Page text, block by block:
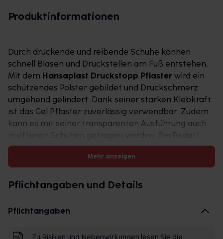
Produktinformationen
Durch drückende und reibende Schuhe können
schnell Blasen und Druckstellen am Fuß entstehen.
Mit dem Hansaplast Druckstopp Pflaster wird ein
schützendes Polster gebildet und Druckschmerz
umgehend gelindert. Dank seiner starken Klebkraft
ist das Gel Pflaster zuverlässig verwendbar. Zudem
kann es mit seiner transparenten Ausführung auch
kann das Pflaster mit Polster auf die passende
Größe zugeschnitten werden.
Anwendung:
Das Hansaplast Pflaster auf die benötigte Größe
Die Haut reinigen und trocknen und das Pflaster
Mehr anzeigen
Pflichtangaben und Details
Pflichtangaben
Zu Risiken und Nebenwirkungen lesen Sie die